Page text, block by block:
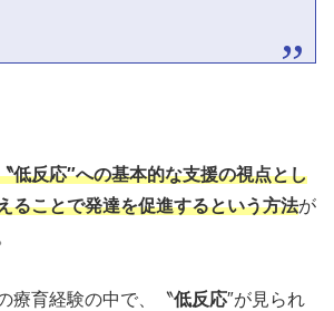
低反応″への基本的な支援の視点とし
ることで発達を促進するという方法が
療育経験の中で、〝低反応″が見られ